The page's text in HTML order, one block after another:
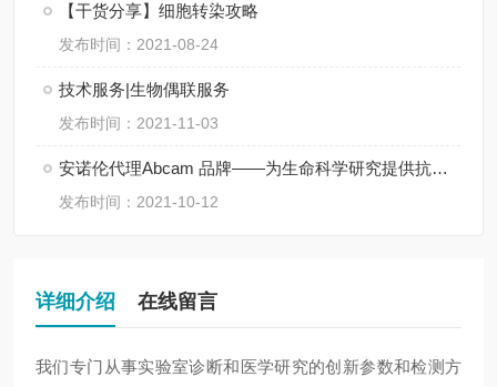
【干货分享】细胞转染攻略
发布时间：2021-08-24
技术服务|生物偶联服务
发布时间：2021-11-03
安诺伦代理Abcam 品牌——为生命科学研究提供抗体、试剂、蛋白等
发布时间：2021-10-12
详细介绍 在线留言
我们专门从事实验室诊断和医学研究的创新参数和检测方